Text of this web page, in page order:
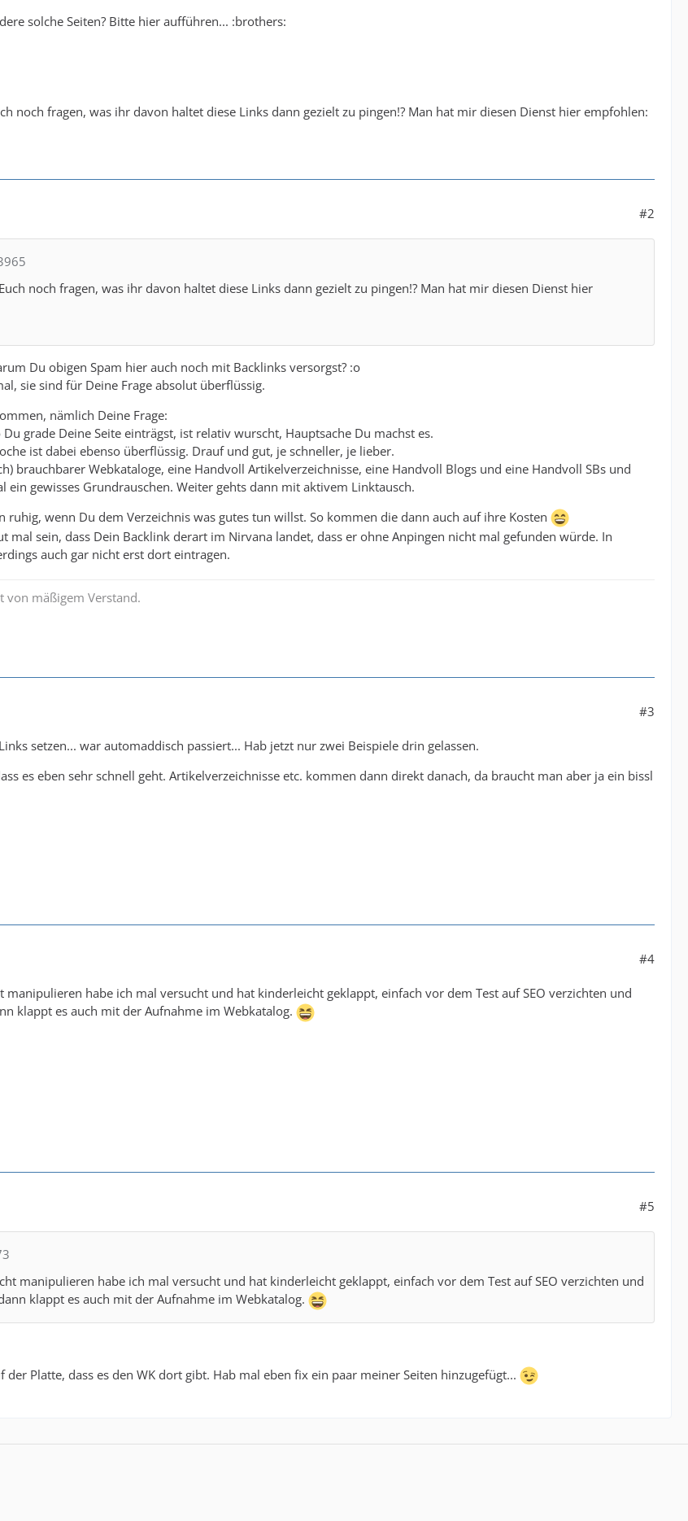
solche Seiten? Bitte hier aufführen... :brothers:
noch fragen, was ihr davon haltet diese Links dann gezielt zu pingen!? Man hat mir diesen Dienst hier empfohlen:
#2
noch fragen, was ihr davon haltet diese Links dann gezielt zu pingen!? Man hat mir diesen Dienst hier
Du obigen Spam hier auch noch mit Backlinks versorgst? :o
sie sind für Deine Frage absolut überflüssig.
nämlich Deine Frage:
grade Deine Seite einträgst, ist relativ wurscht, Hauptsache Du machst es.
ist dabei ebenso überflüssig. Drauf und gut, je schneller, je lieber.
brauchbarer Webkataloge, eine Handvoll Artikelverzeichnisse, eine Handvoll Blogs und eine Handvoll SBs und
ein gewisses Grundrauschen. Weiter gehts dann mit aktivem Linktausch.
ruhig, wenn Du dem Verzeichnis was gutes tun willst. So kommen die dann auch auf ihre Kosten
mal sein, dass Dein Backlink derart im Nirvana landet, dass er ohne Anpingen nicht mal gefunden würde. In
auch gar nicht erst dort eintragen.
von mäßigem Verstand.
#3
setzen... war automaddisch passiert... Hab jetzt nur zwei Beispiele drin gelassen.
es eben sehr schnell geht. Artikelverzeichnisse etc. kommen dann direkt danach, da braucht man aber ja ein bissl
#4
manipulieren habe ich mal versucht und hat kinderleicht geklappt, einfach vor dem Test auf SEO verzichten und
klappt es auch mit der Aufnahme im Webkatalog.
#5
manipulieren habe ich mal versucht und hat kinderleicht geklappt, einfach vor dem Test auf SEO verzichten und
klappt es auch mit der Aufnahme im Webkatalog.
der Platte, dass es den WK dort gibt. Hab mal eben fix ein paar meiner Seiten hinzugefügt...